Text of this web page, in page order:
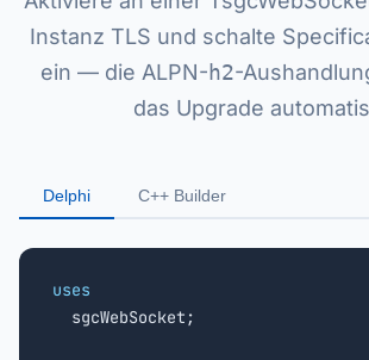
Instanz TLS und schalte
ein — die ALPN-h2-
das Upgrade
Delphi C++ Builder
uses
sgcWebSocket;